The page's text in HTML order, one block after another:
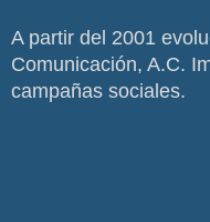
A partir del 2001
Comunicación, A.C.
campañas sociales.